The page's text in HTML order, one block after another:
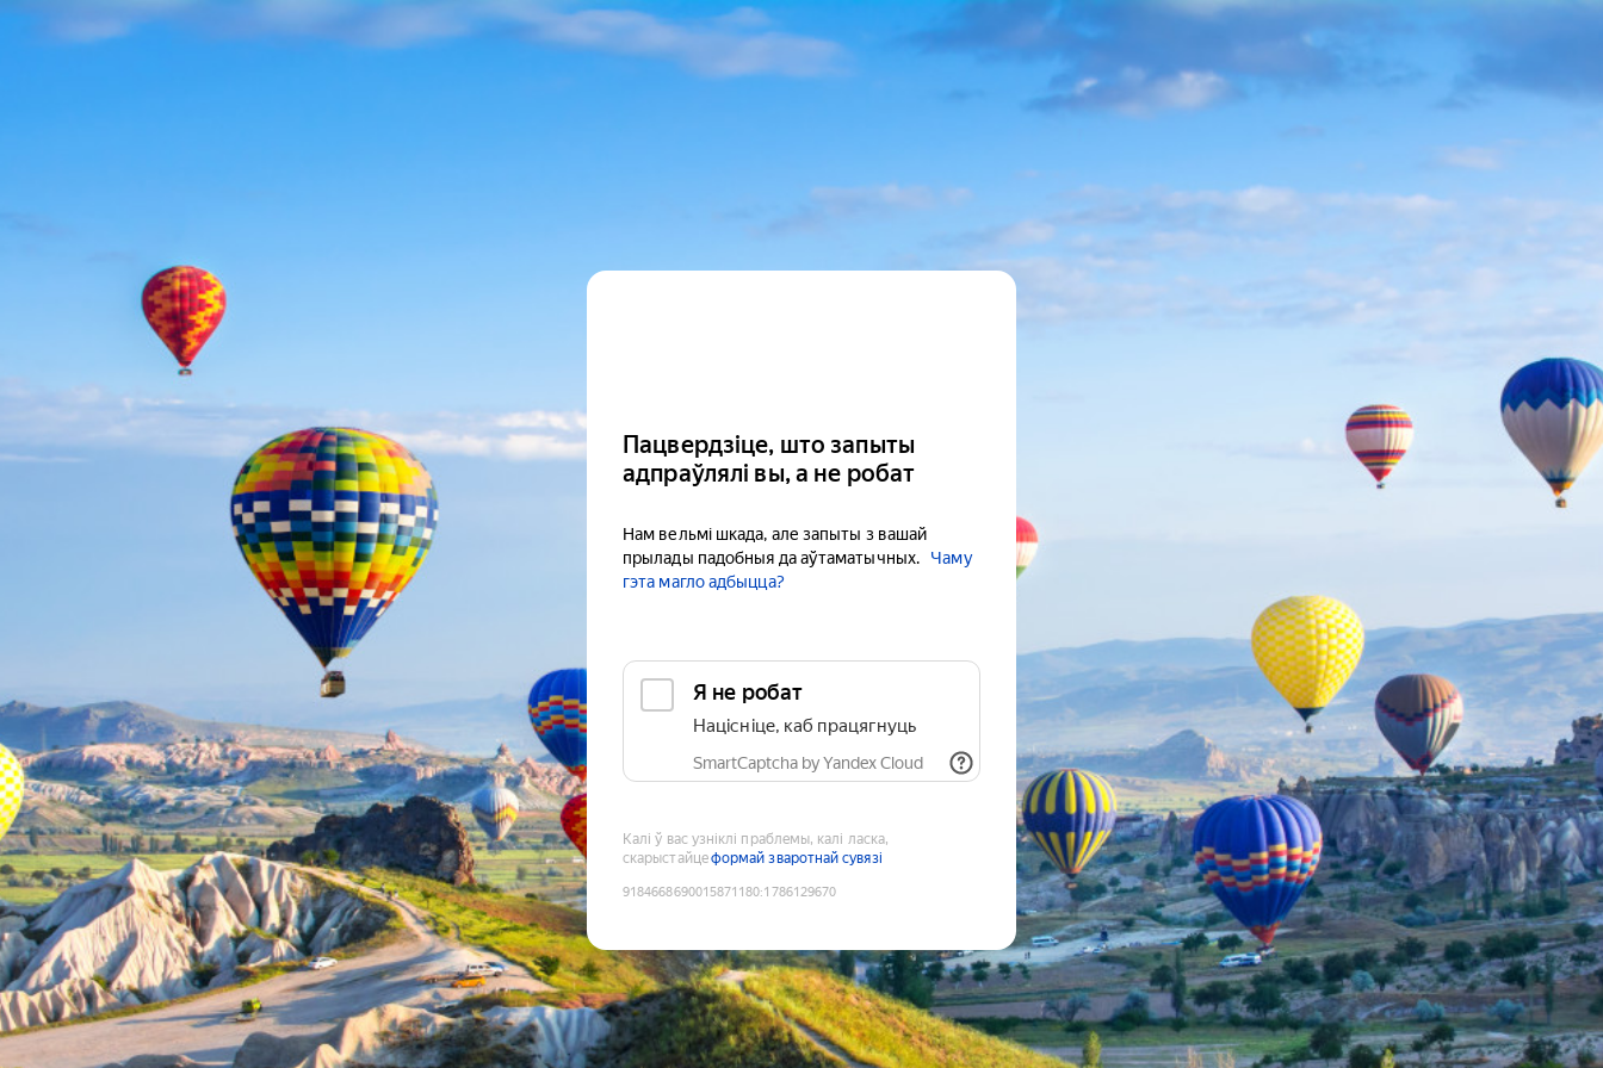
Пацвердзіце, што запыты
адпраўлялі вы, а не робат
Нам вельмі шкада, але запыты з вашай
прылады падобныя да аўтаматычных.
Чаму
гэта магло адбыцца?
Я не робат
Націсніце, каб працягнуць
SmartCaptcha by Yandex Cloud
Калі ў вас узніклі праблемы, калі ласка,
скарыстайцеформай зваротнай сувязі
9184668690015871180:1786129670